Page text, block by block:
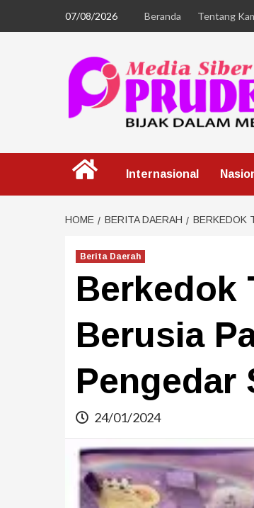
07/08/2026 Beranda Tentang
Internasional
HOME BERITA DAERAH BERKEDOK
Berita Daerah
Berkedok
Berusia
Pengedar
24/01/2024